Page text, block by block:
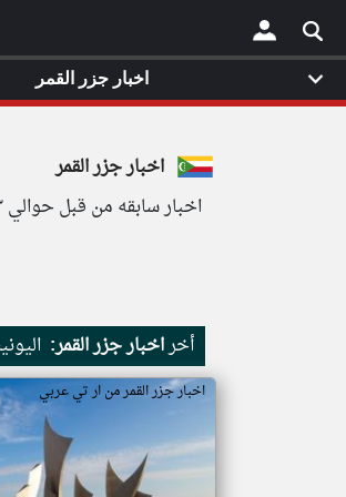
×
اخبار جزر القمر
اخبار سابقه من قبل حوالي ٢٣ ساعة
أخراخبار جزر القمر:
اخبار جزر القمر من ار تي عربي
اخبار جزر القمر